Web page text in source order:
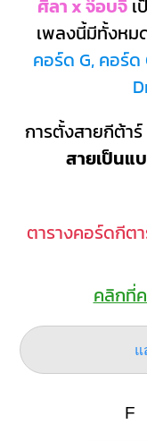
ศิลา x จ๊อบจี้เ
เพลงนี้มีทั้งหม
คอร์ด G, คอร์
การตั้งสายกีต้าร์
สายเป็นแ
ตารางคอร์ดกีต
คลิกที่
แ
F